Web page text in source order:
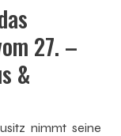
27. –
&
nimmt seine